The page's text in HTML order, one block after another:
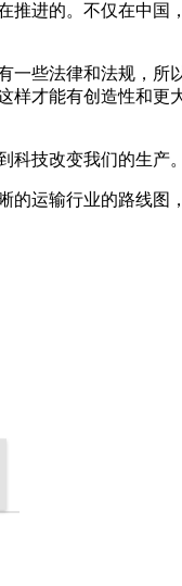
推进的。不仅在中国
一些法律和法规，所
样才能有创造性和更
技改变我们的生产。
运输行业的路线图